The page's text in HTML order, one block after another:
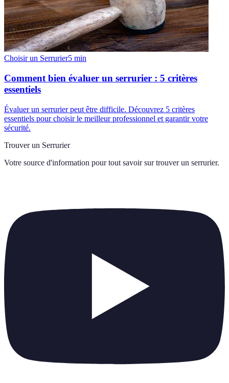
Choisir un Serrurier5 min
Comment bien évaluer un serrurier : 5 critères
essentiels
Évaluer un serrurier peut être difficile. Découvrez 5 critères
essentiels pour choisir le meilleur professionnel et garantir votre
sécurité.
Trouver un Serrurier
Votre source d'information pour tout savoir sur trouver un serrurier.